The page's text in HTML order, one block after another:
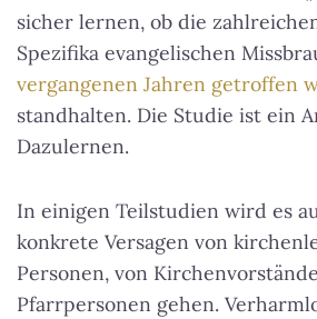
sicher lernen, ob die
Spezifika evangelischen
vergangenen Jahren getroffen
standhalten. Die Studie ist ein
Dazulernen.
In einigen Teilstudien wird es
konkrete Versagen von
Personen, von
Pfarrpersonen gehen.